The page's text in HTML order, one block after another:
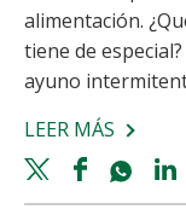
alimentación.
tiene de
ayuno
LEER MÁS SOBRE
LO
QUE
Twitter
share
Facebook
share